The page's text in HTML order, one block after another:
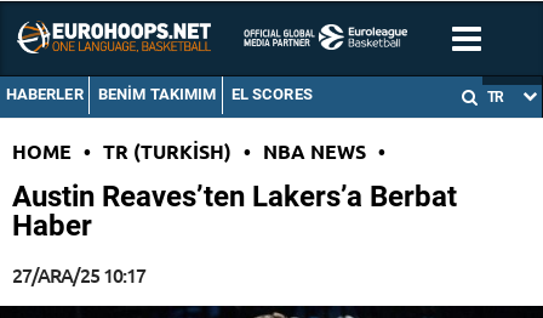
HABERLER BENIM TAKIMIM EL SCORES TR
HOME • TR (TURKISH) • NBA NEWS •
Austin Reaves’ten Lakers’a Berbat
Haber
27/ARA/25 10:17